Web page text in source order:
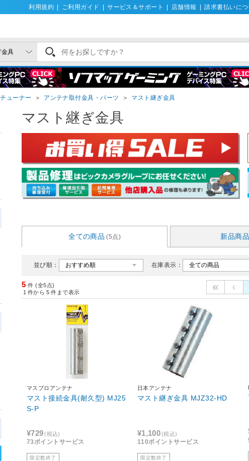
利用規約 ご利用ガイド サービス＆サポート 店舗情報 請求書払いにつ
ューナー ＞ アンテナ取付金具・パーツ ＞ マスト継ぎ金具
マスト継ぎ金具
全ての商品 (5点) 新品商品
並び順： 在庫表示：
5 件 (全5点)
1 件から 5 件まで表示
マスプロアンテナ
マスト接続金具(耐久型) MJ25
S-P
¥729 (税込)
73ポイントサービス
限定数終了
日本アンテナ
マスト継ぎ金具 MJZ32-HD
¥1,100(税込)
110ポイントサービス
限定数終了